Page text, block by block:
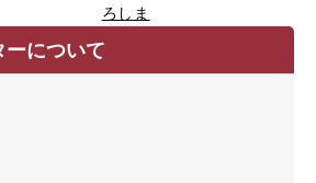
ろしま
について